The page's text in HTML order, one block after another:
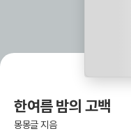
한여름 밤의 고백
몽몽글 지음